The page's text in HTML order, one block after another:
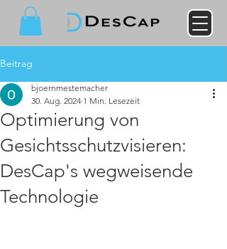
Beitrag
Optimierung von
Gesichtsschutzvisieren:
DesCap's wegweisende
Technologie
bjoernmestemacher
30. Aug. 2024 1 Min. Lesezeit